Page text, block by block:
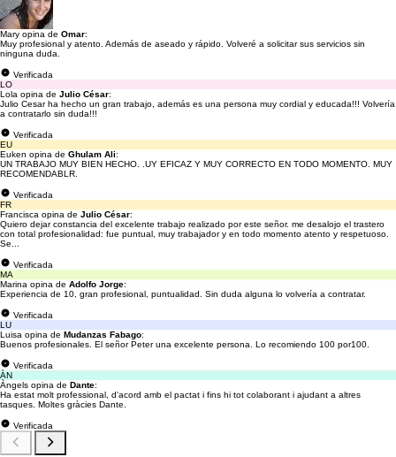
Mary opina de Omar:
Muy profesional y atento. Además de aseado y rápido. Volveré a solicitar sus servicios sin
ninguna duda.
Verificada
LO
Lola opina de Julio César:
Julio Cesar ha hecho un gran trabajo, además es una persona muy cordial y educada!!! Volvería
a contratarlo sin duda!!!
Verificada
EU
Euken opina de Ghulam Ali:
UN TRABAJO MUY BIEN HECHO. .UY EFICAZ Y MUY CORRECTO EN TODO MOMENTO. MUY
RECOMENDABLR.
Verificada
FR
Francisca opina de Julio César:
Quiero dejar constancia del excelente trabajo realizado por este señor. me desalojo el trastero
con total profesionalidad: fue puntual, muy trabajador y en todo momento atento y respetuoso.
Se...
Verificada
MA
Marina opina de Adolfo Jorge:
Experiencia de 10, gran profesional, puntualidad. Sin duda alguna lo volvería a contratar.
Verificada
LU
Luisa opina de Mudanzas Fabago:
Buenos profesionales. El señor Peter una excelente persona. Lo recomiendo 100 por100.
Verificada
ÀN
Àngels opina de Dante:
Ha estat molt professional, d'acord amb el pactat i fins hi tot colaborant i ajudant a altres
tasques. Moltes gràcies Dante.
Verificada